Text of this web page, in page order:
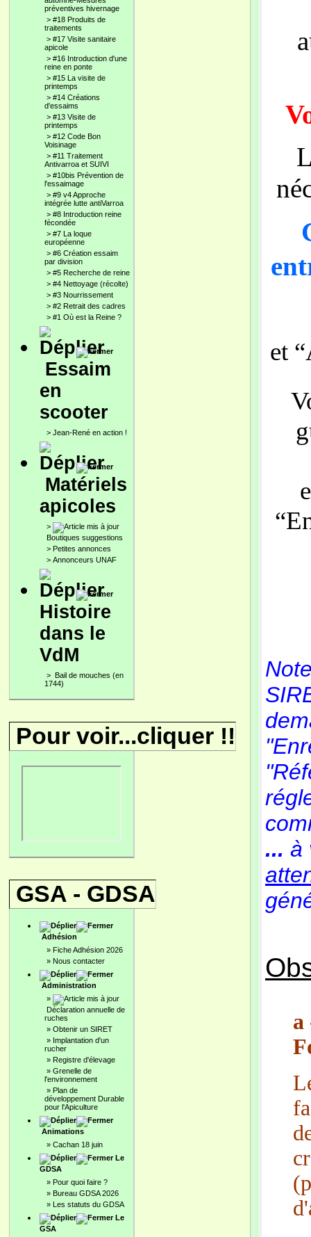
préventives hivernage
> #18 Produits de
traitements
> #17 Visite sanitaire
apicole
> #16 Introduction d'une
reine en ponte
> #15 La visite de
printemps
> #14 Créations
d'essaims
> #13 Visite de
printemps
> #12 Code Bon
Voisinage
> #11 Traitement
Antivarroa et SUIVI
> #10bis Prévention de
l'essaimage
> #9 v4 Approche
intégrée lutte antiVarroa
> #8 Introduction reine
fécondée
> #7 La loque
européenne
> #6 Création essaim
par division
> #5 Recherche de reine
> #4 Nettoyage (récolte)
> #3 Nourrissement
> #2 Retrait des cadres
> #1 Où est la Reine ?
Essaim
en
scooter
> Jean-René en action !
Matériels
apicoles
>
Boutiques suggestions
> Petites annonces
> Annonceurs UNAF
Histoire
dans le
VdM
> Bail de mouches (en
1744)
Pour voir...cliquer !!
GSA - GDSA
Adhésion
» Fiche Adhésion 2026
» Nous contacter
Administration
»
Déclaration annuelle de
ruches
» Obtenir un SIRET
» Implantation d'un
rucher
» Registre d'élevage
» Grenelle de
l'environnement
» Plan de
développement Durable
pour l'Apiculture
Animations
» Cachan 18 juin
Le
GDSA
» Pour quoi faire ?
» Bureau GDSA 2026
» Les statuts du GDSA
Le
GSA
et
“
... à
a